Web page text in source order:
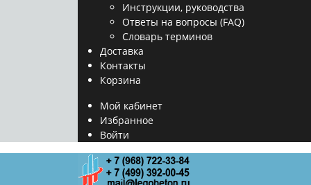
Инструкции, руководства
Ответы на вопросы (FAQ)
Словарь терминов
Доставка
Контакты
Корзина
Мой кабинет
Избранное
Войти